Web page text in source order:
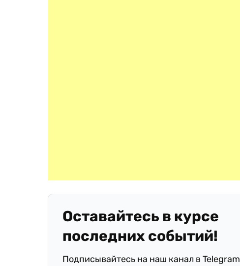
Оставайтесь в курсе
последних событий!
Подписывайтесь на наш канал в Telegram